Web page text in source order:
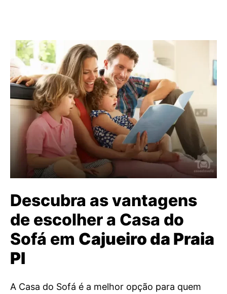
Descubra as vantagens
de escolher a Casa do
Sofá em Cajueiro da Praia
PI
A Casa do Sofá é a melhor opção para quem